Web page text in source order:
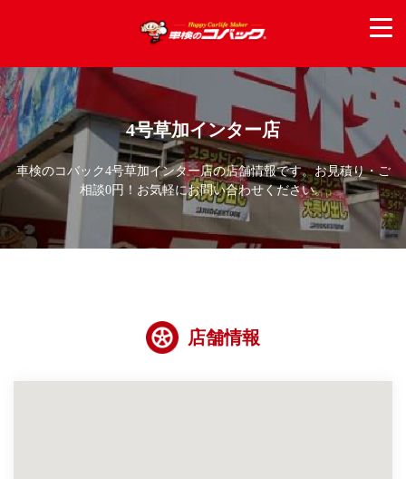
4号草加インター店
車検のコバック4号草加インター店の店舗情報です。お見積り・ご
相談0円！お気軽にお問い合わせください。
店舗情報